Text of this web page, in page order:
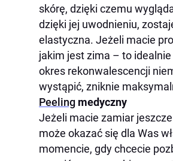
skórę, dzięki czemu
dzięki jej uwodnieniu,
elastyczna. Jeżeli macie
jakim jest zima – to
okres rekonwalescencji
wystąpić, zniknie
Peeling medyczny
Jeżeli macie zamiar
może okazać się dla Was
momencie, gdy chcecie